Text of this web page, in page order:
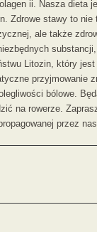
ii. Nasza dieta
Zdrowe stawy to nie
ale także
Litozin, który
przyjmowanie
bólowe.
na rowerze.
przez